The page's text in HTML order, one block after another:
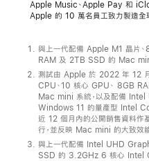
出
新
Mac mini，
配
備
M2
及
M2 Pro
Apple Music、Apple Pay 和
Apple 的 10 萬名員工致力製造全
與上一代配備 Apple M1 晶片
RAM 及 2TB SSD 的 Mac
測試由 Apple 於 2022 年 12
CPU、10 核心 GPU、 8GB
Mac mini 系統，以及配備
Windows 11 的量產型 Intel
近 12 個月內的公開銷售資料作
行，並反映 Mac mini 的大致效能
與上一代配備 Intel UHD
SSD 的 3.2GHz 6 核心 Intel